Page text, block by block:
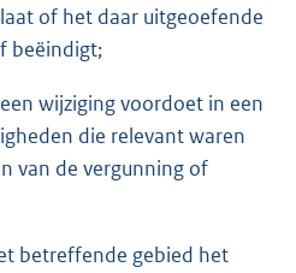
of het daar uitgeoefende
beëindigt;
wijziging voordoet in een
die relevant waren
van de vergunning of
betreffende gebied het